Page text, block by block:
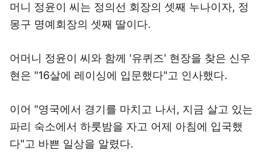
머니 정윤이 씨는 정의선 회장의 셋째 누나이자, 정
몽구 명예회장의 셋째 딸이다.
어머니 정윤이 씨와 함께 '유퀴즈' 현장을 찾은 신우
현은 "16살에 레이싱에 입문했다"고 인사했다.
이어 "영국에서 경기를 마치고 나서, 지금 살고 있는
파리 숙소에서 하룻밤을 자고 어제 아침에 입국했
다"고 바쁜 일상을 알렸다.